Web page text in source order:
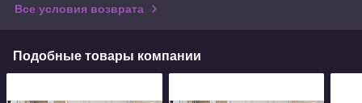
Все условия возврата
Подобные товары компании